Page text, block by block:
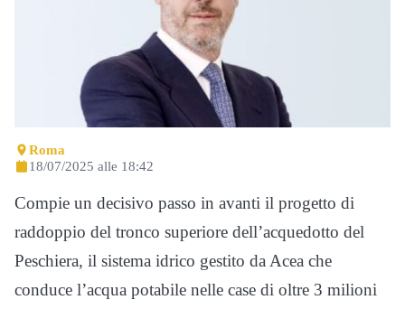
Roma
18/07/2025 alle 18:42
Compie un decisivo passo in avanti il progetto di
raddoppio del tronco superiore dell’acquedotto del
Peschiera, il sistema idrico gestito da Acea che
conduce l’acqua potabile nelle case di oltre 3 milioni